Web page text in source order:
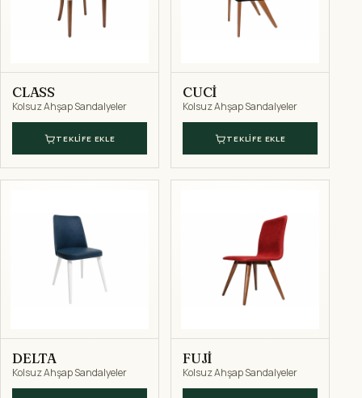
CLASS
Kolsuz Ahşap Sandalyeler
TEKLIFE EKLE
CUCİ
Kolsuz Ahşap Sandalyeler
TEKLIFE EKLE
DELTA
Kolsuz Ahşap Sandalyeler
FUJİ
Kolsuz Ahşap Sandalyeler